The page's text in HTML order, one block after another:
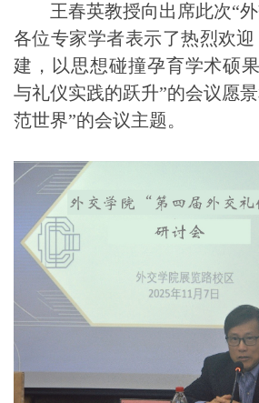
王春英教授向出席此次“
各位专家学者表示了热烈欢迎
建，以思想碰撞孕育学术硕
与礼仪实践的跃升”的会议愿
范世界”的会议主题。